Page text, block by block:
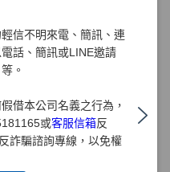
信不明來電、簡訊、連
話、簡訊或LINE邀請
。
借本公司名義之行為，
或客服信箱反
詐騙諮詢專線，以免權
獨立董事說明之機制，使董事
提供建議與指導。
公司治理協會」就2020年10
效能評估，該機構委派評估專
會之指導、3.董事會之授權、